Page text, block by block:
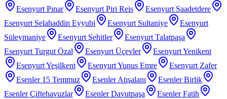
Esenyurt Pınar
Esenyurt Piri Reis
Esenyurt Saadetdere
Esenyurt Selahaddin Eyyubi
Esenyurt Sultaniye
Esenyurt
Süleymaniye
Esenyurt Şehitler
Esenyurt Talatpaşa
Esenyurt Turgut Özal
Esenyurt Üçevler
Esenyurt Yenikent
Esenyurt Yeşilkent
Esenyurt Yunus Emre
Esenyurt Zafer
Esenler 15 Temmuz
Esenler Atışalanı
Esenler Birlik
Esenler Çiftehavuzlar
Esenler Davutpaşa
Esenler Fatih